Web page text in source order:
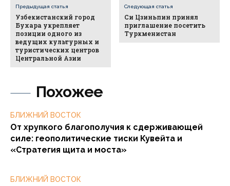
Похожее
БЛИЖНИЙ ВОСТОК
От хрупкого благополучия к сдерживающей
силе: геополитические тиски Кувейта и
«Стратегия щита и моста»
БЛИЖНИЙ ВОСТОК
Предыдущая статья
Узбекистанский город
Бухара укрепляет
позиции одного из
ведущих культурных и
туристических центров
Центральной Азии
Следующая статья
Си Цзиньпин принял
приглашение посетить
Туркменистан